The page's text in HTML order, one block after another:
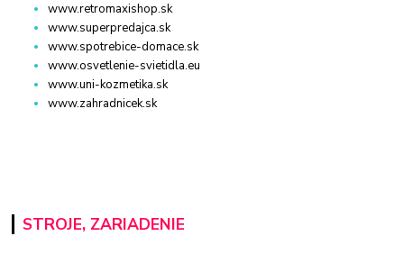
www.retromaxishop.sk
www.superpredajca.sk
www.spotrebice-domace.sk
www.osvetlenie-svietidla.eu
www.uni-kozmetika.sk
www.zahradnicek.sk
STROJE, ZARIADENIE